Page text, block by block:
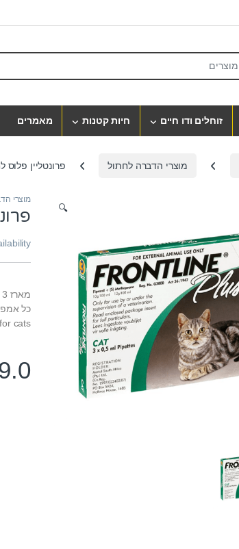
זוחלים ודו חיים חיות קטנות מאמרים
מוצרי הדברה לחתול פרונטליין פלוס
🔍
מוצרי
מארז 3 אמפולות פרונטליין פלוס
כל
cats